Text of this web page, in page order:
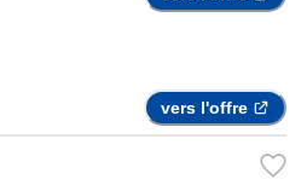
vers l'offre